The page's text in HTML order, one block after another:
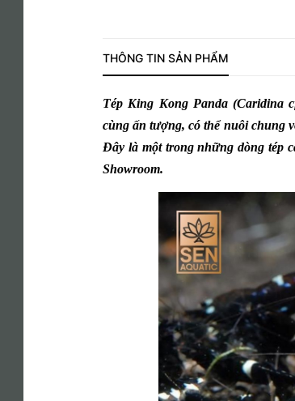
THÔNG TIN SẢN PHẨM
Tép King Kong Panda (Caridina
cùng ấn tượng, có thể nuôi chung
Đây là một trong những dòng tép
Showroom.